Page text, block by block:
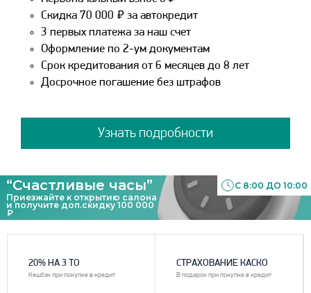
Скидка 70 000 ₽ за автокредит
3 первых платежа за наш счет
Оформление по 2-ум документам
Срок кредитования от 6 месяцев до 8 лет
Досрочное погашение без штрафов
Узнать подробности
“Счастливые часы”
Приезжайте к открытию салона
и получите доп.скидку 100 000
₽
С 8:00 ДО 10:00
20% НА 3 ТО
Кешбэк при покупке в кредит
СТРАХОВАНИЕ КАСКО
В подарок при покупке в кредит